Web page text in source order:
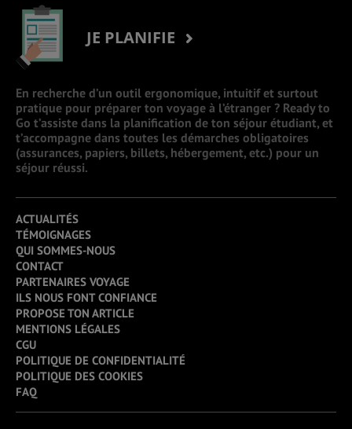
JE PLANIFIE
En recherche d’un outil ergonomique, intuitif et surtout
pratique pour préparer ton voyage à l’étranger ? Ready to
Go t’assiste dans la planification de ton séjour étudiant, et
t’accompagne dans toutes les démarches obligatoires
(assurances, papiers, billets, hébergement, etc.) pour un
séjour réussi.
ACTUALITÉS
TÉMOIGNAGES
QUI SOMMES-NOUS
CONTACT
PARTENAIRES VOYAGE
ILS NOUS FONT CONFIANCE
PROPOSE TON ARTICLE
MENTIONS LÉGALES
CGU
POLITIQUE DE CONFIDENTIALITÉ
POLITIQUE DES COOKIES
FAQ